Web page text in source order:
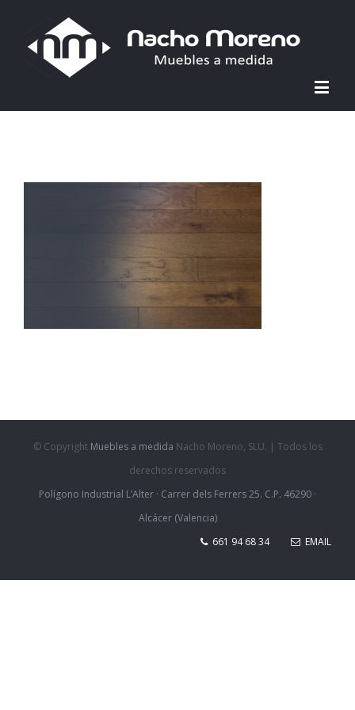
© Copyright Muebles a medida Nacho Moreno, SLU. | Todos los
derechos reservados
Polígono Industrial L’Alter · Carrer dels Ferrers 25. C.P. 46290 ·
Alcácer (Valencia)
661 94 68 34
EMAIL